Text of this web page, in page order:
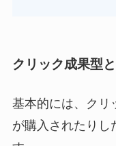
クリック成果型
基本的には、クリ
が購入されたりし